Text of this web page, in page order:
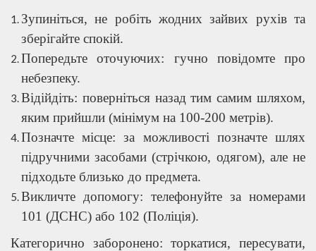
Зупиніться, не робіть жодних зайвих рухів та
зберігайте спокій.
Попередьте оточуючих: гучно повідомте про
небезпеку.
Відійдіть: поверніться назад тим самим шляхом,
яким прийшли (мінімум на 100-200 метрів).
Позначте місце: за можливості позначте шлях
підручними засобами (стрічкою, одягом), але не
підходьте близько до предмета.
Викличте допомогу: телефонуйте за номерами
101 (ДСНС) або 102 (Поліція).
Категорично заборонено: торкатися, пересувати,